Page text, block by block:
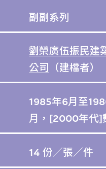
副副系列
劉榮廣伍振民建
公司
（建檔者）
1985年6月至
月，[2000年代]
14 份／張／件